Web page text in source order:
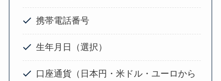
携帯電話番号
生年月日（選択）
口座通貨（日本円・米ドル・ユーロから